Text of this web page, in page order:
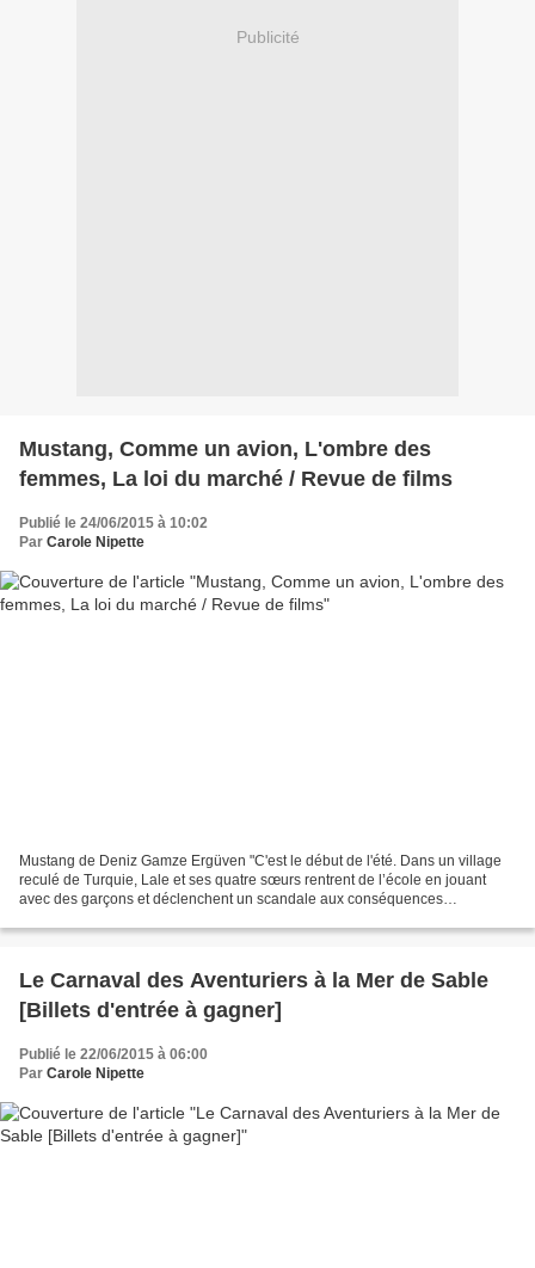
Publicité
Mustang, Comme un avion, L'ombre des
femmes, La loi du marché / Revue de films
Publié le 24/06/2015 à 10:02
Par Carole Nipette
Mustang de Deniz Gamze Ergüven "C'est le début de l'été. Dans un village
reculé de Turquie, Lale et ses quatre sœurs rentrent de l’école en jouant
avec des garçons et déclenchent un scandale aux conséquences
Le Carnaval des Aventuriers à la Mer de Sable
[Billets d'entrée à gagner]
Publié le 22/06/2015 à 06:00
Par Carole Nipette